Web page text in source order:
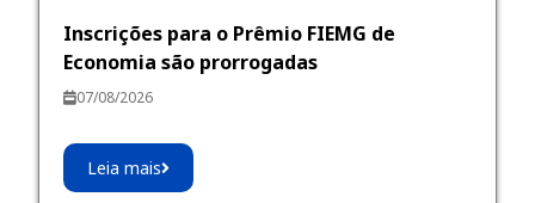
Inscrições para o Prêmio FIEMG de
Economia são prorrogadas
07/08/2026
Leia mais